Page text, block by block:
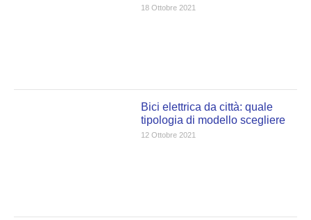
18 Ottobre 2021
Bici elettrica da città: quale
tipologia di modello scegliere
12 Ottobre 2021